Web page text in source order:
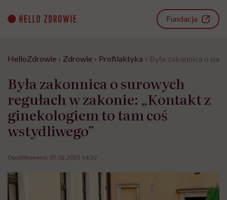
content
Fundacja
HelloZdrowie › Zdrowie › Profilaktyka › Była zakonnica o
Była zakonnica o surowych
regułach w zakonie: „Kontakt z
ginekologiem to tam coś
wstydliwego”
Opublikowano: 05.02.2025 14:32